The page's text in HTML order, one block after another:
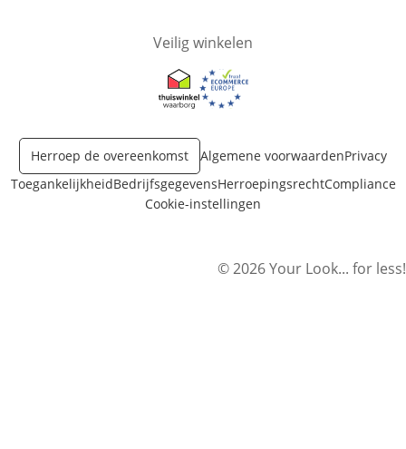
Veilig winkelen
Opent in nieuw venster
Opent in nieuw venster
Herroep de overeenkomst Algemene voorwaardenPrivacy
ToegankelijkheidBedrijfsgegevensHerroepingsrechtCompliance
Cookie-instellingen
© 2026 Your Look... for less!